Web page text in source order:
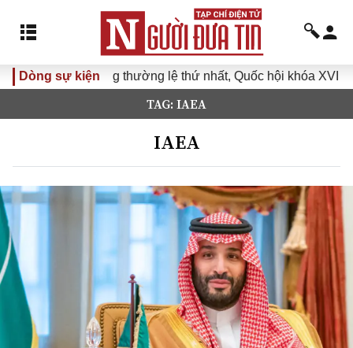
Dòng sự kiện
không thường lệ thứ nhất, Quốc hội khóa XVI Đưa
TAG: IAEA
IAEA